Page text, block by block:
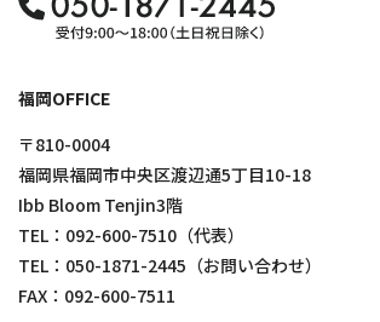
福岡OFFICE
〒810-0004
福岡県福岡市中央区渡辺通5丁目10-18
Ibb Bloom Tenjin3階
TEL： 092-600-7510 （代表）
TEL： 050-1871-2445 （お問い合わせ）
FAX：092-600-7511